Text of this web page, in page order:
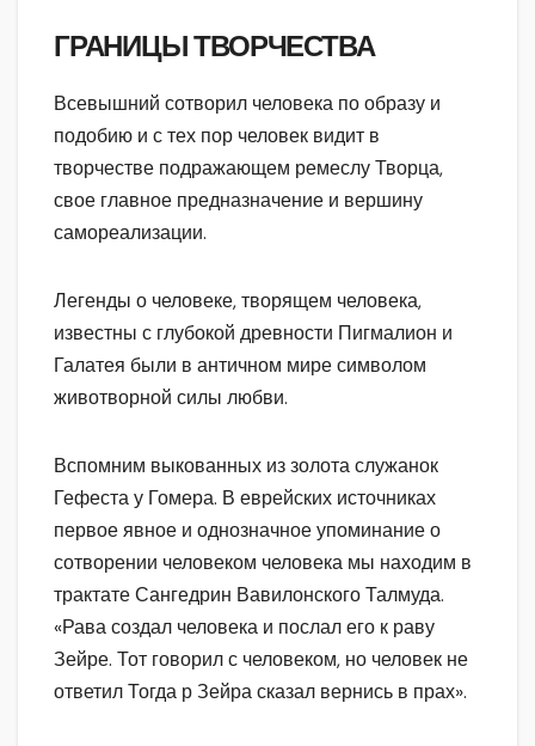
ГРАНИЦЫ ТВОРЧЕСТВА
Всевышний сотворил человека по образу и
подобию и с тех пор человек видит в
творчестве подражающем ремеслу Творца,
свое главное предназначение и вершину
самореализации.
Легенды о человеке, творящем человека,
известны с глубокой древности Пигмалион и
Галатея были в античном мире символом
животворной силы любви.
Вспомним выкованных из золота служанок
Гефеста у Гомера. В еврейских источниках
первое явное и однозначное упоминание о
сотворении человеком человека мы находим в
трактате Сангедрин Вавилонского Талмуда.
«Рава создал человека и послал его к раву
Зейре. Тот говорил с человеком, но человек не
ответил Тогда р Зейра сказал вернись в прах».